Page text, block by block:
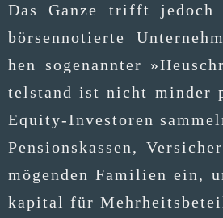
Das Gan­ze trifft jedoch
bör­sen­no­tier­te
hen soge­nann­ter
tel­stand ist nicht min­der
Equi­ty-Inves­to­ren
Pen­si­ons­kas­sen,
mö­gen­den Fami­li­en ein,
ka­pi­tal für